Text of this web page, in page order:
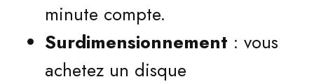
minute compte.
Surdimensionnement : vous
achetez un disque